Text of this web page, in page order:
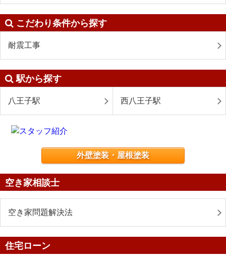
こだわり条件から探す
耐震工事
駅から探す
八王子駅 西八王子駅
外壁塗装・屋根塗装
空き家相談士
空き家問題解決法
住宅ローン